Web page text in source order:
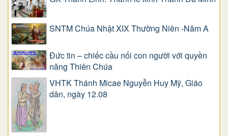
SNTM Chúa Nhật XIX Thường Niên -Năm A
Đức tin – chiếc cầu nối con người với quyền
năng Thiên Chúa
VHTK Thánh Micae Nguyễn Huy Mỹ, Giáo
dân, ngày 12.08